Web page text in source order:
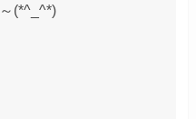
(*^_^*)